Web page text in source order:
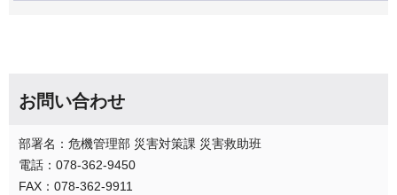
お問い合わせ
部署名：危機管理部 災害対策課 災害救助班
電話：078-362-9450
FAX：078-362-9911